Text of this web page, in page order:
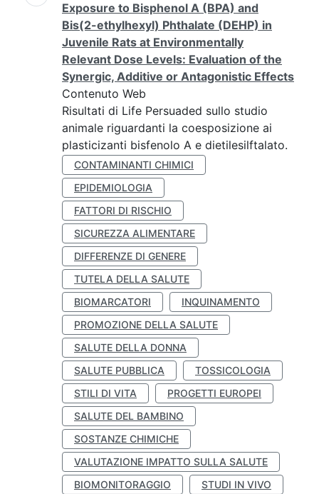
Exposure to Bisphenol A (BPA) and
Bis(2-ethylhexyl) Phthalate (DEHP) in
Juvenile Rats at Environmentally
Relevant Dose Levels: Evaluation of the
Synergic, Additive or Antagonistic Effects
Contenuto Web
Risultati di Life Persuaded sullo studio
animale riguardanti la coesposizione ai
plasticizanti bisfenolo A e dietilesilftalato.
CONTAMINANTI CHIMICI
EPIDEMIOLOGIA
FATTORI DI RISCHIO
SICUREZZA ALIMENTARE
DIFFERENZE DI GENERE
TUTELA DELLA SALUTE
BIOMARCATORI
INQUINAMENTO
PROMOZIONE DELLA SALUTE
SALUTE DELLA DONNA
SALUTE PUBBLICA
TOSSICOLOGIA
STILI DI VITA
PROGETTI EUROPEI
SALUTE DEL BAMBINO
SOSTANZE CHIMICHE
VALUTAZIONE IMPATTO SULLA SALUTE
BIOMONITORAGGIO
STUDI IN VIVO